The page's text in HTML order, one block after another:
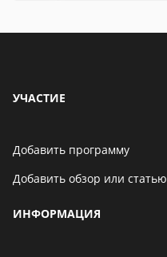
УЧАСТИЕ
Добавить программу
Добавить обзор или статью
ИНФОРМАЦИЯ